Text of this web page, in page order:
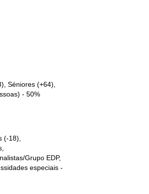
Séniores (+64),
- 50%
(-18),
Grupo EDP,
especiais -